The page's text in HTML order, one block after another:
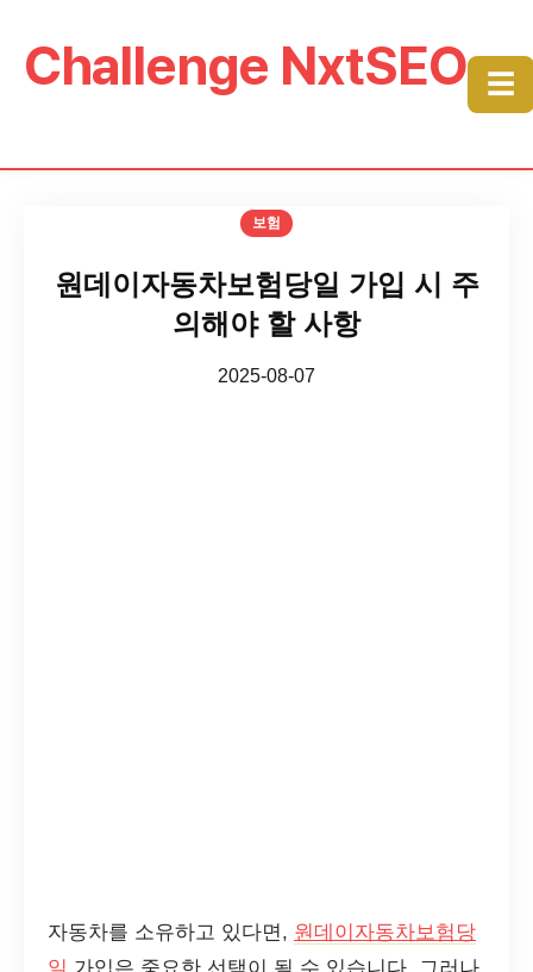
Challenge NxtSEO ☰
보험
원데이자동차보험당일 가입 시 주
의해야 할 사항
2025-08-07
자동차를 소유하고 있다면, 원데이자동차보험당